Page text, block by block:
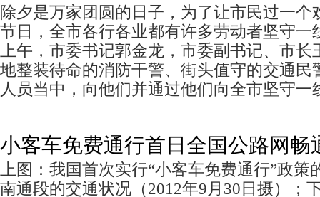
除夕是万家团圆的日子，为了让市民过一个
节日，全市各行各业都有许多劳动者坚守一
上午，市委书记郭金龙，市委副书记、市长
地整装待命的消防干警、街头值守的交通民
人员当中，向他们并通过他们向全市坚守一
小客车免费通行首日全国公路网畅
上图：我国首次实行“小客车免费通行”政策
南通段的交通状况（2012年9月30日摄）；